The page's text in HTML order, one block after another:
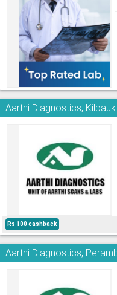
Aarthi Diagnostics, Kilpauk
Rs 100 cashback
Aarthi Diagnostics,